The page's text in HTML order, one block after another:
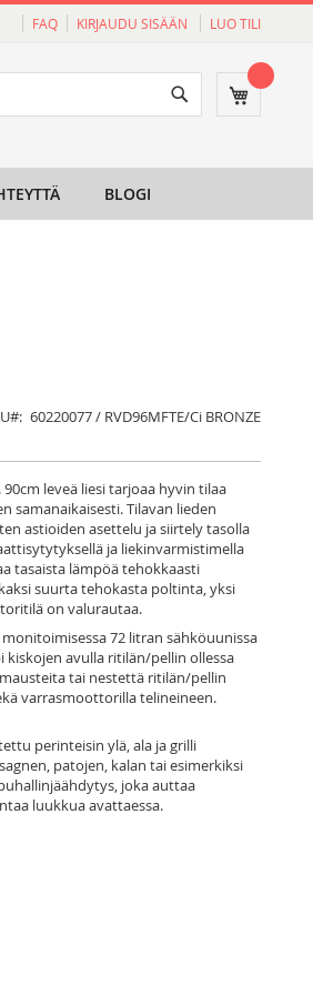
FAQ KIRJAUDU SISÄÄN LUO TILI
Ostoskori
BLOGI
60220077 / RVD96MFTE/Ci BRONZE
leveä liesi tarjoaa hyvin tilaa
samanaikaisesti. Tilavan lieden
astioiden asettelu ja siirtely tasolla
ja liekinvarmistimella
tasaista lämpöä tehokkaasti
suurta tehokasta poltinta, yksi
on valurautaa.
72 litran sähköuunissa
avulla ritilän/pellin ollessa
tai nestettä ritilän/pellin
varrasmoottorilla telineineen.
perinteisin ylä, ala ja grilli
patojen, kalan tai esimerkiksi
joka auttaa
luukkua avattaessa.